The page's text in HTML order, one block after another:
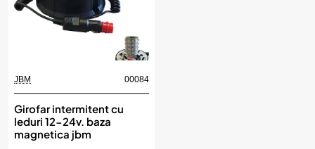
JBM 00084
Girofar intermitent cu
leduri 12-24v. baza
magnetica jbm